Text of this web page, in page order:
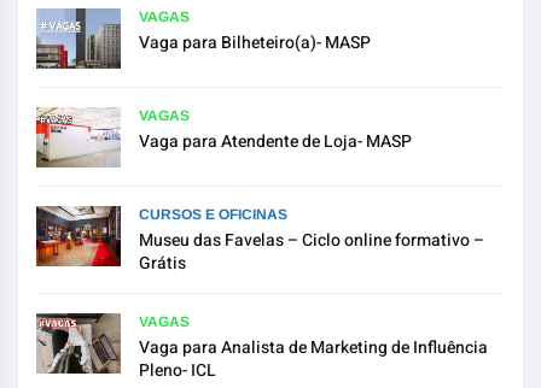
VAGAS
Vaga para Bilheteiro(a)- MASP
VAGAS
Vaga para Atendente de Loja- MASP
CURSOS E OFICINAS
Museu das Favelas – Ciclo online formativo –
Grátis
VAGAS
Vaga para Analista de Marketing de Influência
Pleno- ICL